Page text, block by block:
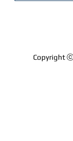
Copyright